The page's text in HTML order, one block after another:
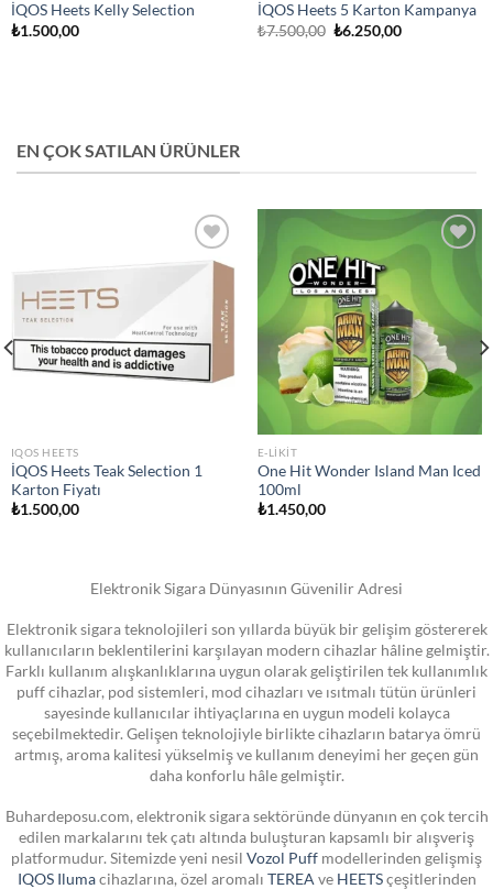
İQOS Heets Kelly Selection
₺1.500,00
İQOS Heets 5 Karton Kampanya
₺7.500,00 Orijinal
₺6.250,00Şu
EN ÇOK SATILAN ÜRÜNLER
Add to
IQOS HEETS
İQOS Heets Teak Selection 1
Karton Fiyatı
₺1.500,00
wishlist
E-LIKIT
One Hit Wonder Island Man Iced
100ml
₺1.450,00
Elektronik Sigara Dünyasının Güvenilir Adresi
Elektronik sigara teknolojileri son yıllarda büyük bir gelişim göstererek
kullanıcıların beklentilerini karşılayan modern cihazlar hâline gelmiştir.
Farklı kullanım alışkanlıklarına uygun olarak geliştirilen tek kullanımlık
puff cihazlar, pod sistemleri, mod cihazları ve ısıtmalı tütün ürünleri
sayesinde kullanıcılar ihtiyaçlarına en uygun modeli kolayca
seçebilmektedir. Gelişen teknolojiyle birlikte cihazların batarya ömrü
artmış, aroma kalitesi yükselmiş ve kullanım deneyimi her geçen gün
daha konforlu hâle gelmiştir.
Buhardeposu.com, elektronik sigara sektöründe dünyanın en çok tercih
edilen markalarını tek çatı altında buluşturan kapsamlı bir alışveriş
platformudur. Sitemizde yeni nesil Vozol Puff modellerinden gelişmiş
IQOS Ilumacihazlarına, özel aromalı TEREA ve HEETSçeşitlerinden